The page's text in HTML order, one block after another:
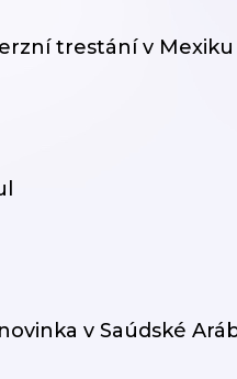
trestání v Mexiku
v Saúdské